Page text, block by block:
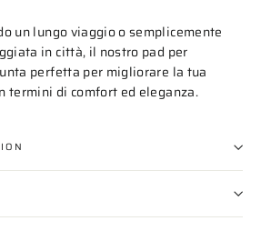
un lungo viaggio o semplicemente
in città, il nostro pad per
perfetta per migliorare la tua
termini di comfort ed eleganza.